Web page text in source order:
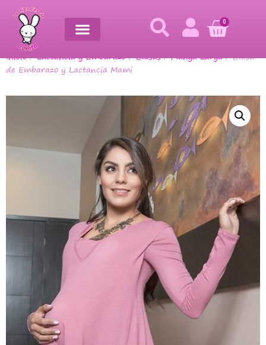
0
Inicio/Lactancia y Embarazo/Blusas/Manga Larga/ Blusa
de Embarazo y Lactancia Mami